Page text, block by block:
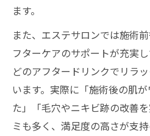
ます。
また、エステサロンでは施術
フターケアのサポートが充実
どのアフタードリンクでリラ
います。実際に「施術後の肌
た」「毛穴やニキビ跡の改善
ミも多く、満足度の高さが支持